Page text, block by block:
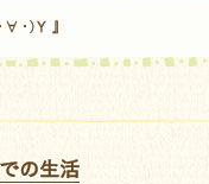
∀･)Y 』
の生活